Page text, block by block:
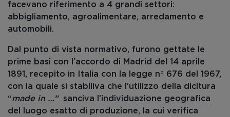
facevano riferimento a 4 grandi settori:
abbigliamento, agroalimentare, arredamento e
automobili.
Dal punto di vista normativo, furono gettate le
prime basi con l’accordo di Madrid del 14 aprile
1891, recepito in Italia con la legge n° 676 del 1967,
con la quale si stabiliva che l’utilizzo della dicitura
“made in …”sanciva l’individuazione geografica
del luogo esatto di produzione, la cui verifica